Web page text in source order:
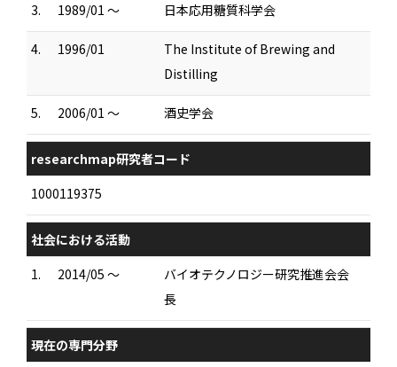
3. 1989/01 ～ 日本応用糖質科学会
4. 1996/01
The Institute of Brewing and
Distilling
5. 2006/01 ～ 酒史学会
researchmap研究者コード
1000119375
社会における活動
1.
2014/05 ～
バイオテクノロジー研究推進会会
長
現在の専門分野